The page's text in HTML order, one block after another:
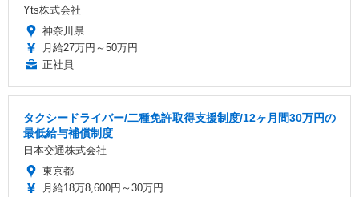
Yts株式会社
神奈川県
月給27万円～50万円
正社員
タクシードライバー/二種免許取得支援制度/12ヶ月間30万円の
最低給与補償制度
日本交通株式会社
東京都
月給18万8,600円～30万円